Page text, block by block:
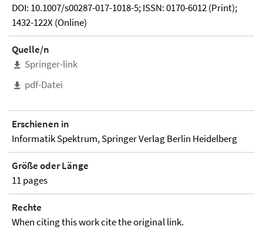
DOI: 10.1007/s00287-017-1018-5; ISSN: 0170-6012 (Print);
1432-122X (Online)
Quelle/n
Springer-link
pdf-Datei
Erschienen in
Informatik Spektrum, Springer Verlag Berlin Heidelberg
Größe oder Länge
11 pages
Rechte
When citing this work cite the original link.